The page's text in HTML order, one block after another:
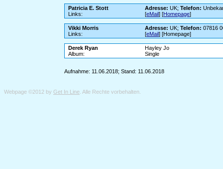
Patricia E. Stott Adresse: UK;Telefon:
Links:
[eMail] [Homepage]
Vikki Morris Adresse: UK;Telefon: 07816
Links:
[eMail] [Homepage]
Derek Ryan
Hayley Jo
Album:
Single
Aufnahme: 11.06.2018; Stand: 11.06.2018
Webpage ©2012 by Get In Line . Alle Rechte vorbehalten.